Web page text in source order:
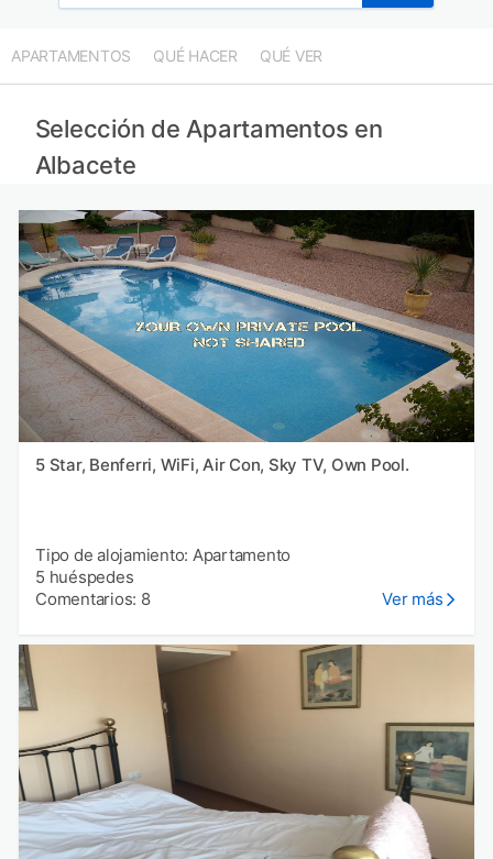
Apartamentos en Ciudad Real provincia
Apartamentos en Teruel provincia
Apartamentos en La Alcarria provincia
APARTAMENTOS QUÉ HACER QUÉ VER
Selección de Apartamentos en
Albacete
5 Star, Benferri, WiFi, Air Con, Sky TV, Own Pool.
Tipo de alojamiento: Apartamento
5 huéspedes
Comentarios: 8
Ver más